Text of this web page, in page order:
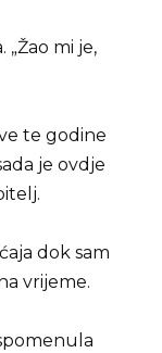
„Žao mi je,
te godine
je ovdje
dok sam
vrijeme.